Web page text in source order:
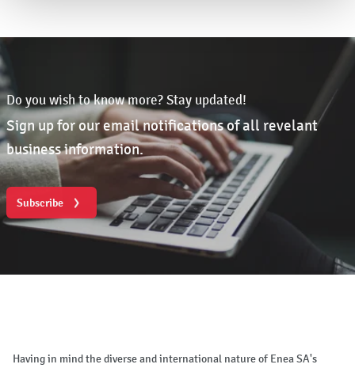
Do you wish to know more? Stay updated!
Sign up for our email notifications of all revelant
business information.
Subscribe
Having in mind the diverse and international nature of Enea SA's